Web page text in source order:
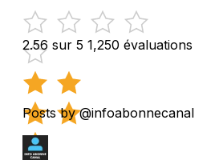
2.56 sur 5 1,250 évaluations
Posts by @infoabonnecanal